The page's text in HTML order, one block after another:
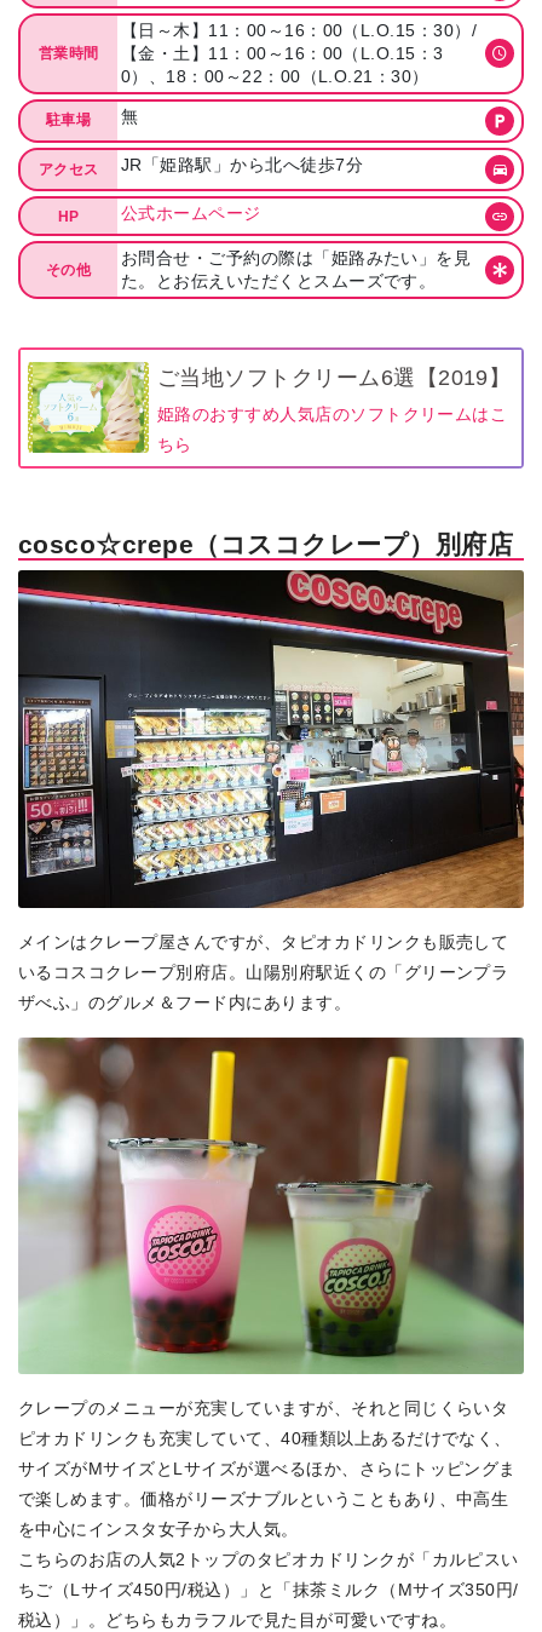
営業時間
【日～木】11：00～16：00（L.O.15：30）/
【金・土】11：00～16：00（L.O.15：3
0）、18：00～22：00（L.O.21：30）
駐車場 無
アクセス JR「姫路駅」から北へ徒歩7分
HP 公式ホームページ
その他
お問合せ・ご予約の際は「姫路みたい」を見
た。とお伝えいただくとスムーズです。
ご当地ソフトクリーム6選【2019】
姫路のおすすめ人気店のソフトクリームはこ
ちら
cosco☆crepe（コスコクレープ）別府店
メインはクレープ屋さんですが、タピオカドリンクも販売して
いるコスコクレープ別府店。山陽別府駅近くの「グリーンプラ
ザべふ」のグルメ＆フード内にあります。
クレープのメニューが充実していますが、それと同じくらいタ
ピオカドリンクも充実していて、40種類以上あるだけでなく、
サイズがMサイズとLサイズが選べるほか、さらにトッピングま
で楽しめます。価格がリーズナブルということもあり、中高生
を中心にインスタ女子から大人気。
こちらのお店の人気2トップのタピオカドリンクが「カルピスい
ちご（Lサイズ450円/税込）」と「抹茶ミルク（Mサイズ350円/
税込）」。どちらもカラフルで見た目が可愛いですね。